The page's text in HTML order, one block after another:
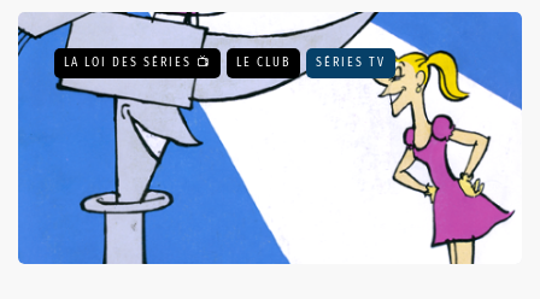
LA LOI DES SÉRIES 📺 LE CLUB SÉRIES TV